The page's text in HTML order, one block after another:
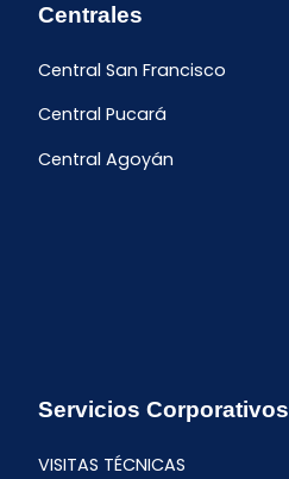
Centrales
Central San Francisco
Central Pucará
Central Agoyán
Servicios Corporativos
VISITAS TÉCNICAS